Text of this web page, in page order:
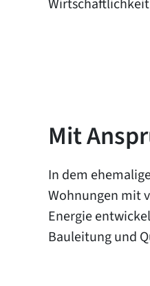
Mit
In dem
Wohnungen mit
Energie
Bauleitung und